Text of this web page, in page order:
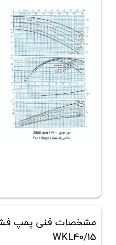
مشخصات فنی پمپ
WKL40/15